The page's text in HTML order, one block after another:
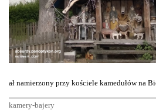
ał namierzony przy kościele kamedułów na
kamery-bajery